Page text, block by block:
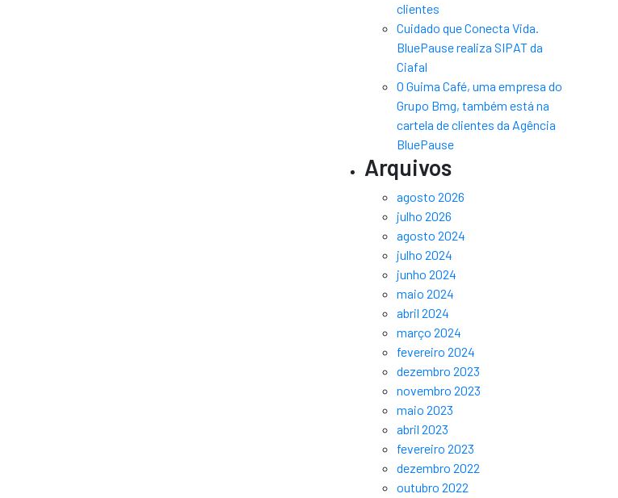
clientes
Cuidado que Conecta Vida.
BluePause realiza SIPAT da
Ciafal
O Guima Café, uma empresa do
Grupo Bmg, também está na
cartela de clientes da Agência
BluePause
Arquivos
agosto 2026
julho 2026
agosto 2024
julho 2024
junho 2024
maio 2024
abril 2024
março 2024
fevereiro 2024
dezembro 2023
novembro 2023
maio 2023
abril 2023
fevereiro 2023
dezembro 2022
outubro 2022